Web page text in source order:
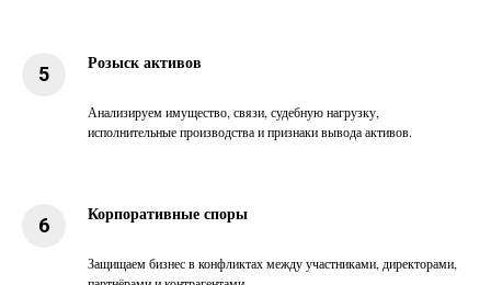
Розыск активов
Анализируем имущество, связи, судебную нагрузку,
исполнительные производства и признаки вывода активов.
Корпоративные споры
Защищаем бизнес в конфликтах между участниками, директорами,